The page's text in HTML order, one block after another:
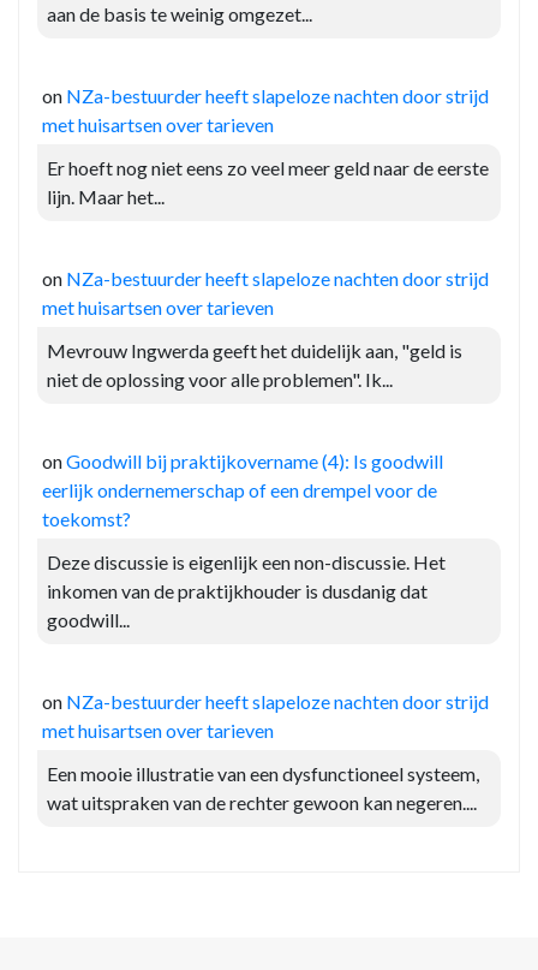
aan de basis te weinig omgezet...
on NZa-bestuurder heeft slapeloze nachten door strijd
met huisartsen over tarieven
Er hoeft nog niet eens zo veel meer geld naar de eerste
lijn. Maar het...
on NZa-bestuurder heeft slapeloze nachten door strijd
met huisartsen over tarieven
Mevrouw Ingwerda geeft het duidelijk aan, "geld is
niet de oplossing voor alle problemen". Ik...
onGoodwill bij praktijkovername (4): Is goodwill
eerlijk ondernemerschap of een drempel voor de
toekomst?
Deze discussie is eigenlijk een non-discussie. Het
inkomen van de praktijkhouder is dusdanig dat
goodwill...
on NZa-bestuurder heeft slapeloze nachten door strijd
met huisartsen over tarieven
Een mooie illustratie van een dysfunctioneel systeem,
wat uitspraken van de rechter gewoon kan negeren....